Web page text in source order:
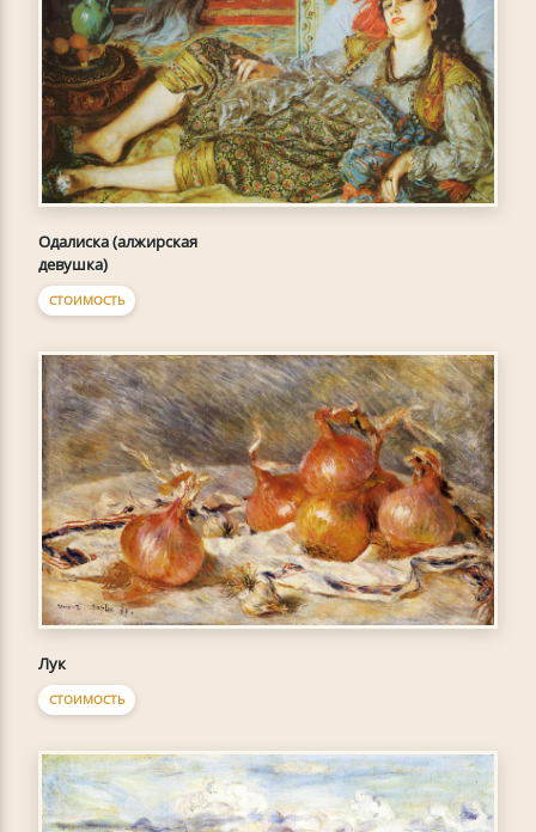
Одалиска (алжирская
девушка)
СТОИМОСТЬ
Лук
СТОИМОСТЬ